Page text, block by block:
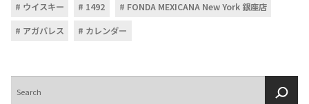
ウイスキー
1492
FONDA MEXICANA New York 銀座店
アガバレス
カレンダー
索